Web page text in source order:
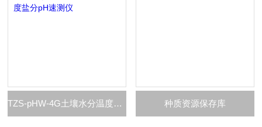
TZS-pHW-4G土壤水分温度盐分pH速测仪 种质资源保存库